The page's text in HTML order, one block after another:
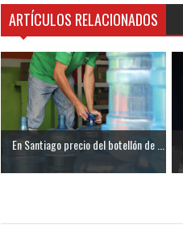
ARTÍCULOS RELACIONADOS
En Santiago precio del botellón de ...